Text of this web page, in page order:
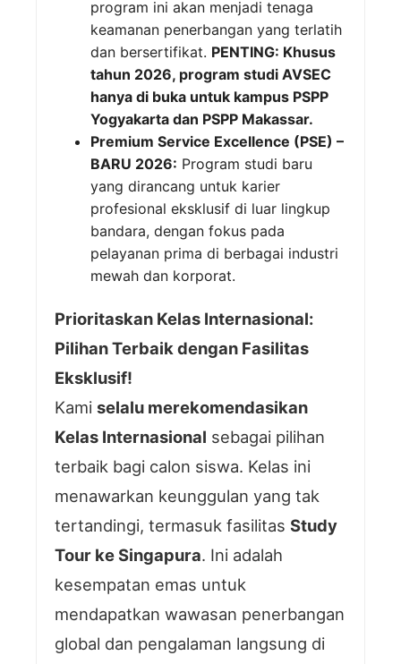
program ini akan menjadi tenaga
keamanan penerbangan yang terlatih
dan bersertifikat. PENTING: Khusus
tahun 2026, program studi AVSEC
hanya di buka untuk kampus PSPP
Yogyakarta dan PSPP Makassar.
Premium Service Excellence (PSE) –
BARU 2026: Program studi baru
yang dirancang untuk karier
profesional eksklusif di luar lingkup
bandara, dengan fokus pada
pelayanan prima di berbagai industri
mewah dan korporat.
Prioritaskan Kelas Internasional:
Pilihan Terbaik dengan Fasilitas
Eksklusif!
Kami selalu merekomendasikan
Kelas Internasional sebagai pilihan
terbaik bagi calon siswa. Kelas ini
menawarkan keunggulan yang tak
tertandingi, termasuk fasilitas Study
Tour ke Singapura. Ini adalah
kesempatan emas untuk
mendapatkan wawasan penerbangan
global dan pengalaman langsung di